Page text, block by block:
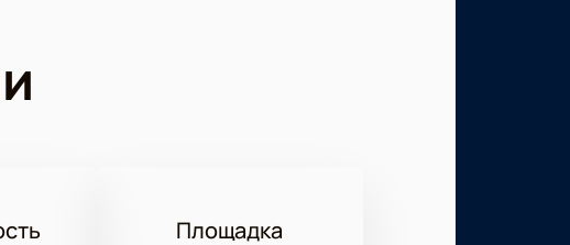
Площадка